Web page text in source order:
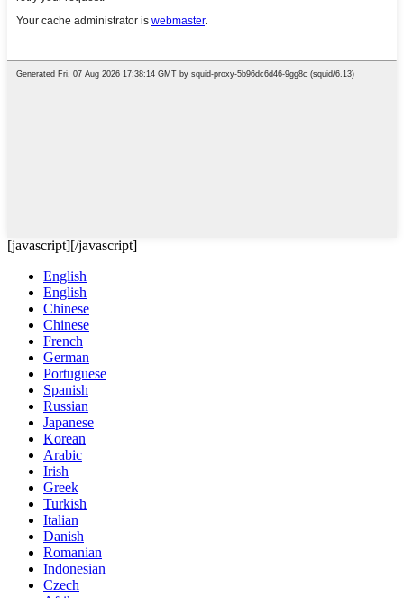
[javascript][/javascript]
English
English
Chinese
Chinese
French
German
Portuguese
Spanish
Russian
Japanese
Korean
Arabic
Irish
Greek
Turkish
Italian
Danish
Romanian
Indonesian
Czech